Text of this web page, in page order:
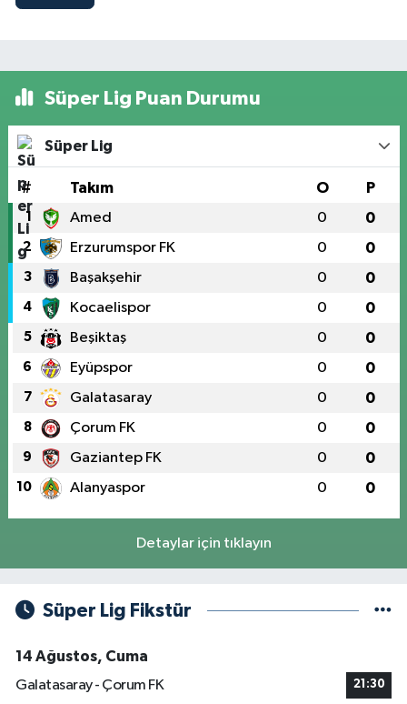
Süper Lig Puan Durumu
Süper Lig
# Takım O P
1 Amed 0 0
2 Erzurumspor FK 0 0
3 Başakşehir 0 0
4 Kocaelispor 0 0
5 Beşiktaş 0 0
6 Eyüpspor 0 0
7 Galatasaray 0 0
8 Çorum FK 0 0
9 Gaziantep FK 0 0
10 Alanyaspor 0 0
Detaylar için tıklayın
Süper Lig Fikstür
14 Ağustos, Cuma
Galatasaray - Çorum FK
21:30